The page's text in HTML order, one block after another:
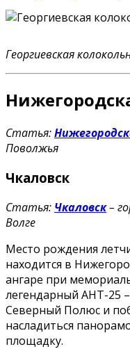
Георгиевская
Статья:
Поволжья
Чкаловск
Статья: Чкаловск–
Волге
Место рождения
находится в
ангаре при
легендарный АНТ-25
Северный Полюс и
насладиться
площадку.